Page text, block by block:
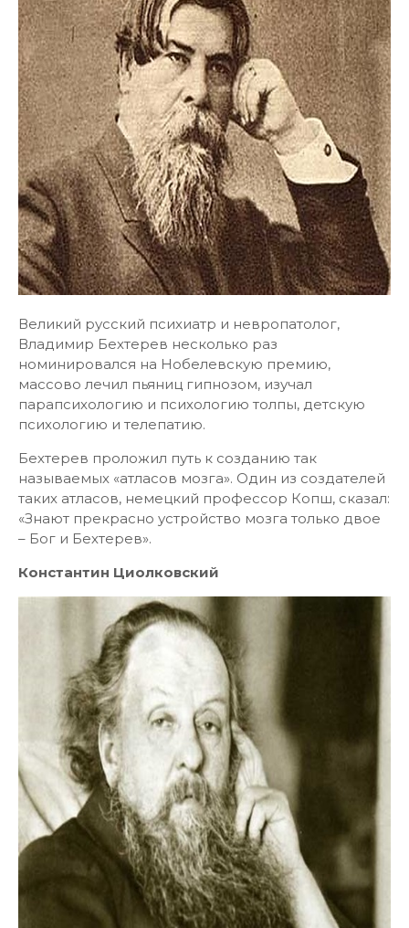
Великий русский психиатр и невропатолог,
Владимир Бехтерев несколько раз
номинировался на Нобелевскую премию,
массово лечил пьяниц гипнозом, изучал
парапсихологию и психологию толпы, детскую
психологию и телепатию.
Бехтерев проложил путь к созданию так
называемых «атласов мозга». Один из создателей
таких атласов, немецкий профессор Копш, сказал:
«Знают прекрасно устройство мозга только двое
– Бог и Бехтерев».
Константин Циолковский